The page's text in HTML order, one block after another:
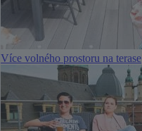
Více volného prostoru na terase